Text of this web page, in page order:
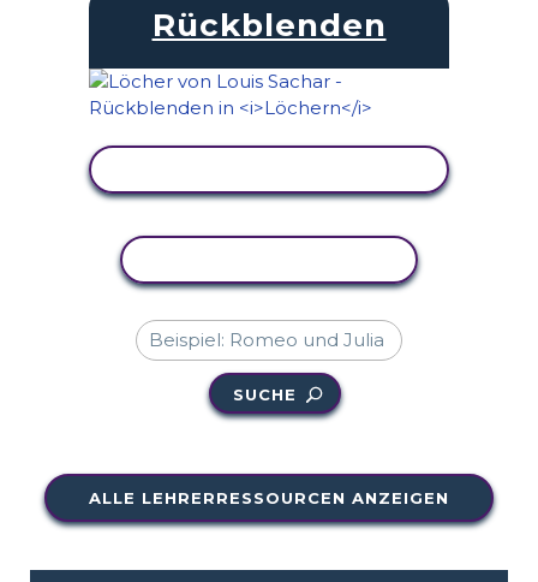
Rückblenden
SUCHE
ALLE LEHRERRESSOURCEN ANZEIGEN